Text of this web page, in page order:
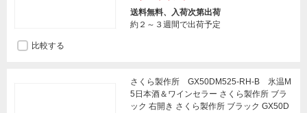
送料無料、入荷次第出荷
約２～３週間で出荷予定
比較する
さくら製作所 GX50DM525-RH-B 氷温M
5日本酒＆ワインセラー さくら製作所 ブラ
ック 右開き さくら製作所 ブラック GX50D